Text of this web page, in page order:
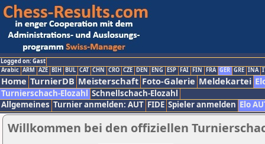
Logged on: Gast
Arabic ARM AZE BIH BUL CAT CHN CRO CZE DEN ENG ESP FAI FIN FRA GER GRE INA
Home TurnierDB Meisterschaft Foto-Galerie Meldekartei
Turnierschach-Elozahl Schnellschach-Elozahl
Allgemeines Turnier anmelden: AUT FIDE Spieler anmelden Elo
Willkommen bei den offiziellen